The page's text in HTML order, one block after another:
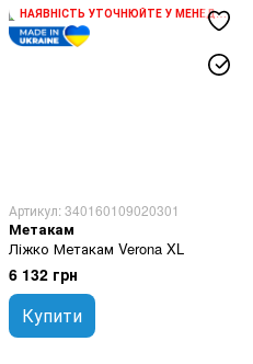
НАЯВНІСТЬ УТОЧНЮЙТЕ У МЕНЕДЖЕРА
Артикул: 340160109020301
Метакам
Ліжко Метакам Verona XL
6 132 грн
Купити